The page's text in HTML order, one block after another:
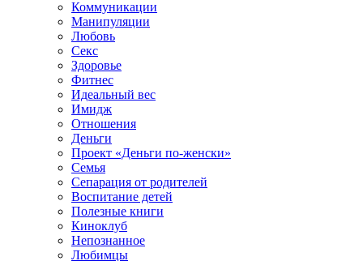
Коммуникации
Манипуляции
Любовь
Секс
Здоровье
Фитнес
Идеальный вес
Имидж
Отношения
Деньги
Проект «Деньги по-женски»
Семья
Сепарация от родителей
Воспитание детей
Полезные книги
Киноклуб
Непознанное
Любимцы